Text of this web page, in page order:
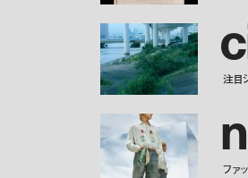
c
注目
n
ファ